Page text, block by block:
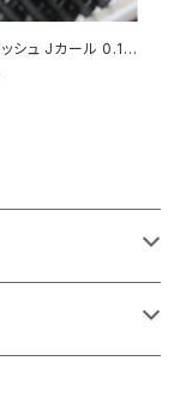
ッシュ Jカール 0.12